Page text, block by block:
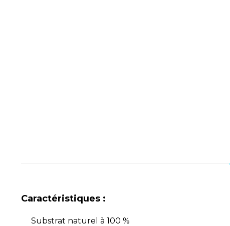
Caractéristiques :
Substrat naturel à 100 %